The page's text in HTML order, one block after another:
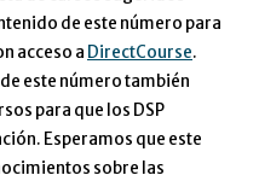
de este número para
acceso a DirectCourse.
este número también
para que los DSP
Esperamos que este
sobre las